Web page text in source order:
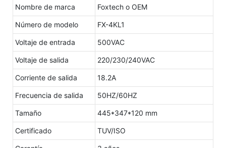
Nombre de marca Foxtech o OEM
Número de modelo FX-4KL1
Voltaje de entrada 500VAC
Voltaje de salida 220/230/240VAC
Corriente de salida 18.2A
Frecuencia de salida 50HZ/60HZ
Tamaño 445*347*120 mm
Certificado TUV/ISO